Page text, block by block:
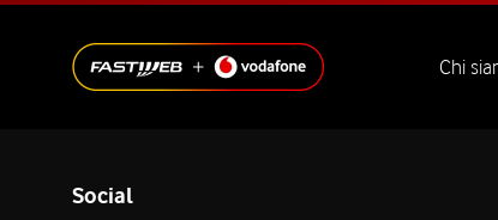
Chi
Social